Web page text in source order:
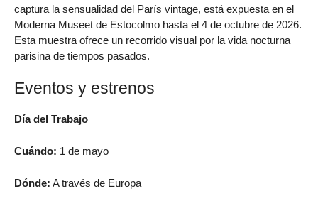
captura la sensualidad del París vintage, está expuesta en el
Moderna Museet de Estocolmo hasta el 4 de octubre de 2026.
Esta muestra ofrece un recorrido visual por la vida nocturna
parisina de tiempos pasados.
Eventos y estrenos
Día del Trabajo
Cuándo: 1 de mayo
Dónde: A través de Europa